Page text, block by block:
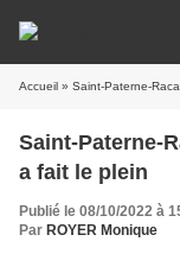
Accueil » Saint-Paterne-
Saint-Paterne-
a fait le plein
Publié le 08/10/2022 à
Par ROYER Monique